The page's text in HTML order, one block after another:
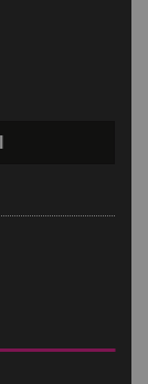
40x33x25mm